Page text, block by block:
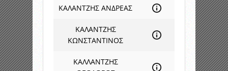
ΚΑΛΑΝΤΖΗΣ ΑΝΔΡΕΑΣ
ΚΑΛΑΝΤΖΗΣ
ΚΩΝΣΤΑΝΤΙΝΟΣ
ΚΑΛΛΑΝΤΖΗΣ